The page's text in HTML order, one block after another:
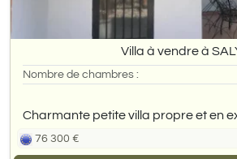
Villa à vendre à
Nombre de chambres :
Charmante petite villa propre et en
76 300 €